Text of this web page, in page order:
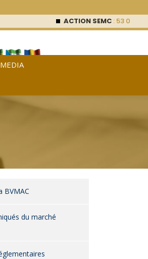
ACTION SEMC: 53 000
BVMAC
du marché